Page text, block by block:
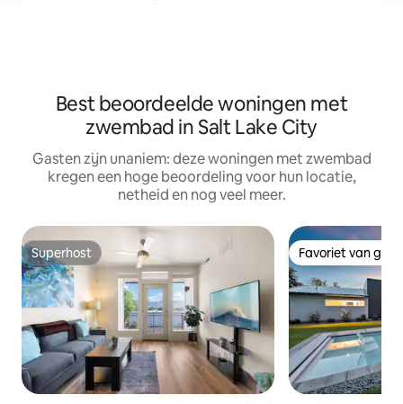
Best beoordeelde woningen met
zwembad in Salt Lake City
Gasten zijn unaniem: deze woningen met zwembad
kregen een hoge beoordeling voor hun locatie,
netheid en nog veel meer.
Superhost
Superhost Favoriet van
Favoriet van